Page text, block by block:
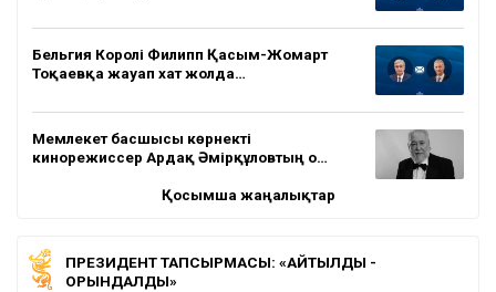
Бельгия Королі Филипп Қасым-Жомарт
Тоқаевқа жауап хат жолда…
Мемлекет басшысы көрнекті
кинорежиссер Ардақ Әмірқұловтың о…
Қосымша жаңалықтар
ПРЕЗИДЕНТ ТАПСЫРМАСЫ: «АЙТЫЛДЫ -
ОРЫНДАЛДЫ»